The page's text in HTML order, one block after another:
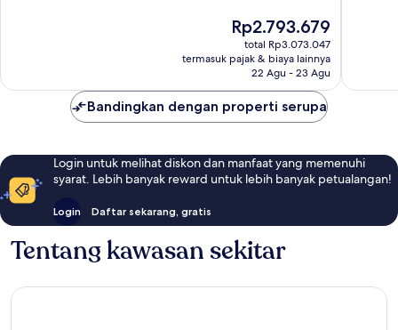
Harga
sekarang
Rp2.793.679
Rp2.793.679
total Rp3.073.047
termasuk pajak & biaya lainnya
22 Agu - 23 Agu
Bandingkan dengan properti serupa
Login untuk melihat diskon dan manfaat yang memenuhi
syarat. Lebih banyak reward untuk lebih banyak petualangan!
Login Daftar sekarang, gratis
Tentang kawasan sekitar